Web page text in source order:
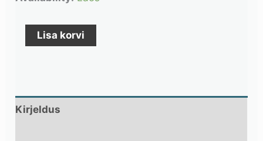
Lisa korvi
Kirjeldus